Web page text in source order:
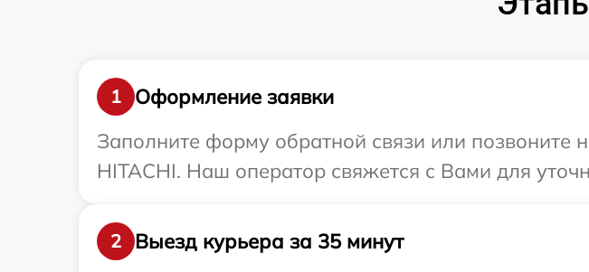
1
Оформление заявки
Заполните форму обратной связи или позвоните
HITACHI. Наш оператор свяжется с Вами для
2
Выезд курьера за 35 минут